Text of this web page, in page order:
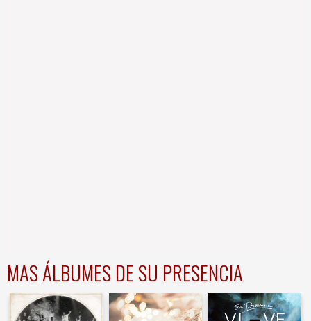
MAS ÁLBUMES DE SU PRESENCIA